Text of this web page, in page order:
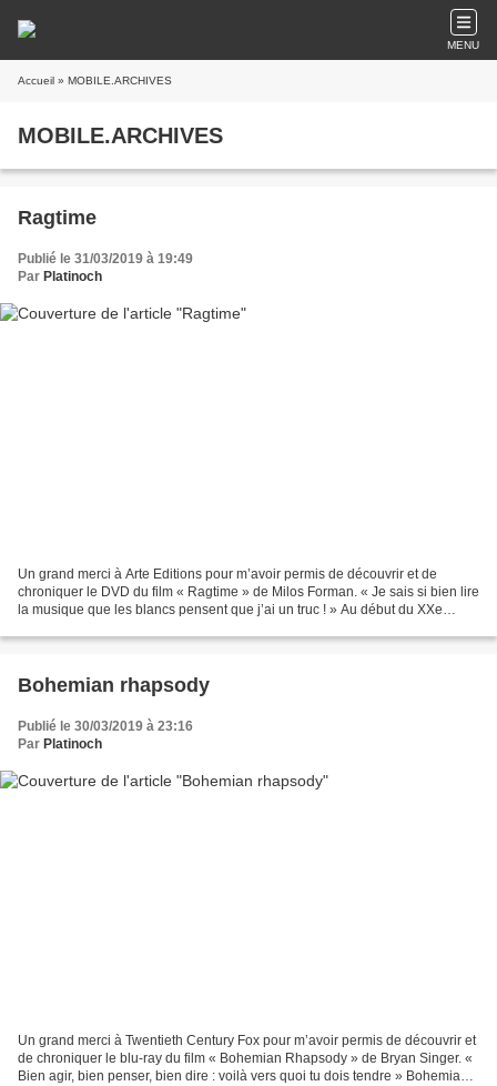
MENU
Accueil » MOBILE.ARCHIVES
MOBILE.ARCHIVES
Ragtime
Publié le 31/03/2019 à 19:49
Par Platinoch
Un grand merci à Arte Editions pour m’avoir permis de découvrir et de
chroniquer le DVD du film « Ragtime » de Milos Forman. « Je sais si bien lire
la musique que les blancs pensent que j’ai un truc ! » Au début du XXe
Bohemian rhapsody
Publié le 30/03/2019 à 23:16
Par Platinoch
Un grand merci à Twentieth Century Fox pour m’avoir permis de découvrir et
de chroniquer le blu-ray du film « Bohemian Rhapsody » de Bryan Singer. «
Bien agir, bien penser, bien dire : voilà vers quoi tu dois tendre » Bohemian